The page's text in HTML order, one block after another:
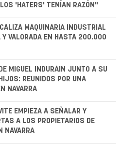
'HATERS' TENÍAN RAZÓN"
MAQUINARIA INDUSTRIAL
Y VALORADA EN HASTA 200.000
MIGUEL INDURÁIN JUNTO A SU
REUNIDOS POR UNA
NAVARRA
EMPIEZA A SEÑALAR Y
A LOS PROPIETARIOS DE
NAVARRA